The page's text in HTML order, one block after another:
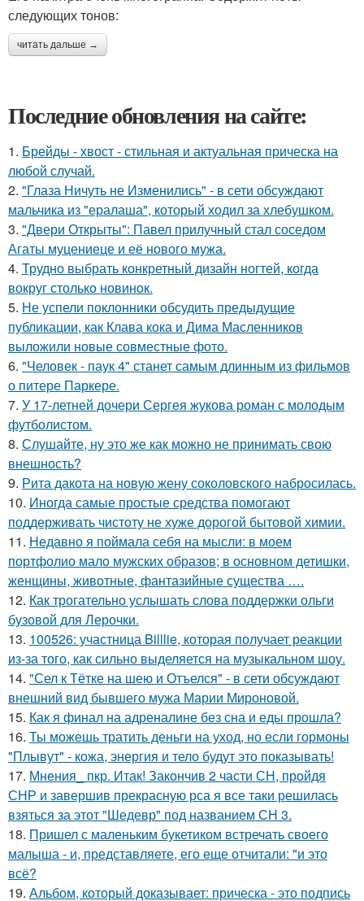
следующих тонов:
читать дальше →
Последние обновления на сайте:
1. Брейды - хвост - стильная и актуальная прическа на
любой случай.
2. "Глаза Ничуть не Изменились" - в сети обсуждают
мальчика из "ералаша", который ходил за хлебушком.
3. "Двери Открыты": Павел прилучный стал соседом
Агаты муцениеце и её нового мужа.
4. Трудно выбрать конкретный дизайн ногтей, когда
вокруг столько новинок.
5. Не успели поклонники обсудить предыдущие
публикации, как Клава кока и Дима Масленников
выложили новые совместные фото.
6. "Человек - паук 4" станет самым длинным из фильмов
о питере Паркере.
7. У 17-летней дочери Сергея жукова роман с молодым
футболистом.
8. Слушайте, ну это же как можно не принимать свою
внешность?
9. Рита дакота на новую жену соколовского набросилась.
10. Иногда самые простые средства помогают
поддерживать чистоту не хуже дорогой бытовой химии.
11. Недавно я поймала себя на мысли: в моем
портфолио мало мужских образов; в основном детишки,
женщины, животные, фантазийные существа ….
12. Как трогательно услышать слова поддержки ольги
бузовой для Лерочки.
13. 100526: участница Billlie, которая получает реакции
из-за того, как сильно выделяется на музыкальном шоу.
14. "Сел к Тётке на шею и Отъелся" - в сети обсуждают
внешний вид бывшего мужа Марии Мироновой.
15. Как я финал на адреналине без сна и еды прошла?
16. Ты можешь тратить деньги на уход, но если гормоны
"Плывут" - кожа, энергия и тело будут это показывать!
17. Мнения_ пкр. Итак! Закончив 2 части СН, пройдя
СНР и завершив прекрасную рса я все таки решилась
взяться за этот "Шедевр" под названием СН 3.
18. Пришел с маленьким букетиком встречать своего
малыша - и, представляете, его еще отчитали: "и это
всё?
19. Альбом, который доказывает: прическа - это подпись